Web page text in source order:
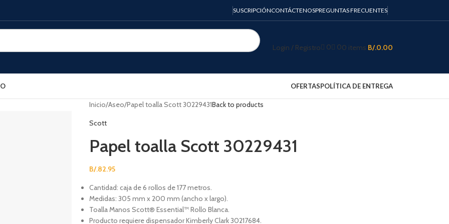
SUSCRIPCIÓNCONTÁCTENOSPREGUNTAS FRECUENTES
Login / Registro 0 00 items B/.0.00
OFERTASPOLÍTICA DE ENTREGA
Inicio Aseo Papel toalla Scott 30229431Back to products
Scott
Papel toalla Scott 30229431
B/.82.95
Cantidad: caja de 6 rollos de 177 metros.
Medidas: 305 mm x 200 mm (ancho x largo).
Toalla Manos Scott® Essential™ Rollo Blanca.
Producto requiere dispensador Kimberly Clark 30217684.